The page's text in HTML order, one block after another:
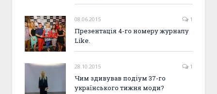
08.06.2015 1
Презентація 4-го номеру журналу
Like.
28.10.2015 1
Чим здивував подіум 37-го
українського тижня моди?